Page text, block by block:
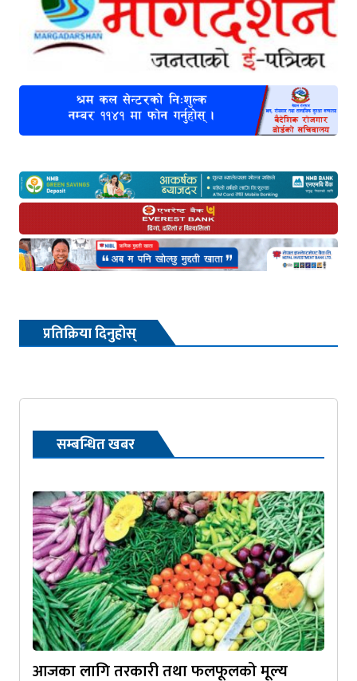
प्रतिक्रिया दिनुहोस्
सम्बन्धित खबर
आजका लागि तरकारी तथा फलफूलको मूल्य